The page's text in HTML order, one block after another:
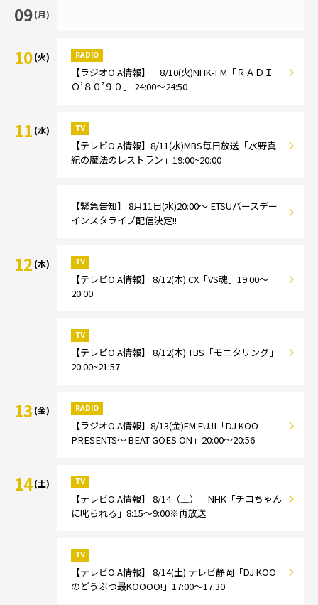
09(月)
10(火) RADIO
【ラジオO.A情報】 8/10(火)NHK-FM「ＲＡＤＩ
Ｏ’８０’９０」 24:00～24:50
11 (水) TV
【テレビO.A情報】8/11(水)MBS毎日放送「水野真
紀の魔法のレストラン」19:00~20:00
【緊急告知】 8月11日(水)20:00～ ETSUバースデー
インスタライブ配信決定!!
12 (木) TV
【テレビO.A情報】 8/12(木) CX「VS魂」19:00～
20:00
TV
【テレビO.A情報】 8/12(木) TBS「モニタリング」
20:00~21:57
13 (金) RADIO
【ラジオO.A情報】8/13(金)FM FUJI「DJ KOO
PRESENTS～ BEAT GOES ON」20:00～20:56
14(土) TV
【テレビO.A情報】 8/14（土） NHK「チコちゃん
に叱られる」8:15～9:00※再放送
TV
【テレビO.A情報】 8/14(土) テレビ静岡「DJ KOO
のどうぶつ最KOOOO!」17:00～17:30